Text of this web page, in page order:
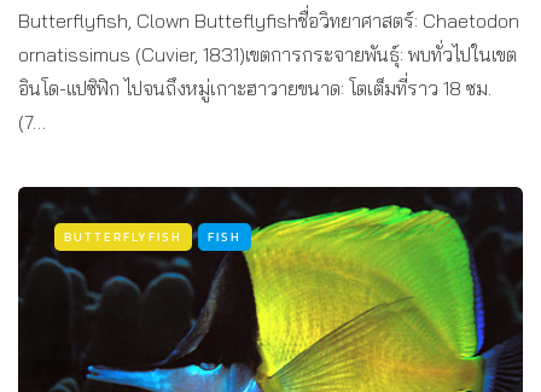
Butterflyfish, Clown Butteflyfishชื่อวิทยาศาสตร์: Chaetodon
ornatissimus (Cuvier, 1831)เขตการกระจายพันธุ์: พบทั่วไปในเขต
อินโด-แปซิฟิก ไปจนถึงหมู่เกาะฮาวายขนาด: โตเต็มที่ราว 18 ซม.
(7…
BUTTERFLYFISH FISH